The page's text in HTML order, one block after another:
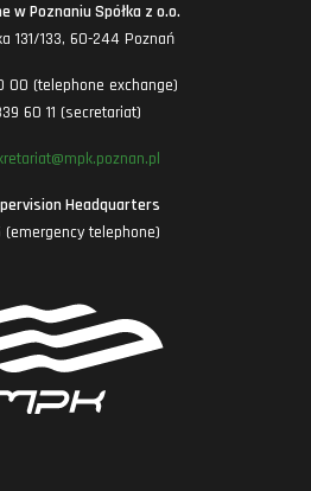
w Poznaniu Spółka z o.o.
131/133, 60-244 Poznań
00 (telephone exchange)
60 11 (secretariat)
Headquarters
telephone)